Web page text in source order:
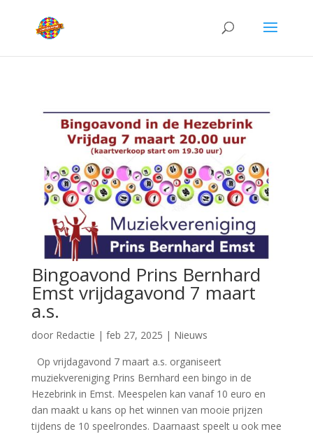
Bingoavond Prins Bernhard
Emst vrijdagavond 7 maart
a.s.
door Redactie | feb 27, 2025 | Nieuws
Op vrijdagavond 7 maart a.s. organiseert
muziekvereniging Prins Bernhard een bingo in de
Hezebrink in Emst. Meespelen kan vanaf 10 euro en
dan maakt u kans op het winnen van mooie prijzen
tijdens de 10 speelrondes. Daarnaast speelt u ook mee